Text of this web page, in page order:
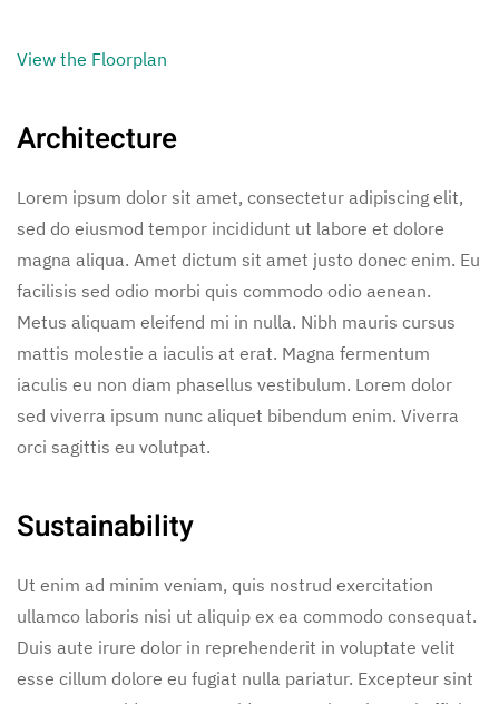
View the Floorplan
Architecture
Lorem ipsum dolor sit amet, consectetur adipiscing elit,
sed do eiusmod tempor incididunt ut labore et dolore
magna aliqua. Amet dictum sit amet justo donec enim. Eu
facilisis sed odio morbi quis commodo odio aenean.
Metus aliquam eleifend mi in nulla. Nibh mauris cursus
mattis molestie a iaculis at erat. Magna fermentum
iaculis eu non diam phasellus vestibulum. Lorem dolor
sed viverra ipsum nunc aliquet bibendum enim. Viverra
orci sagittis eu volutpat.
Sustainability
Ut enim ad minim veniam, quis nostrud exercitation
ullamco laboris nisi ut aliquip ex ea commodo consequat.
Duis aute irure dolor in reprehenderit in voluptate velit
esse cillum dolore eu fugiat nulla pariatur. Excepteur sint